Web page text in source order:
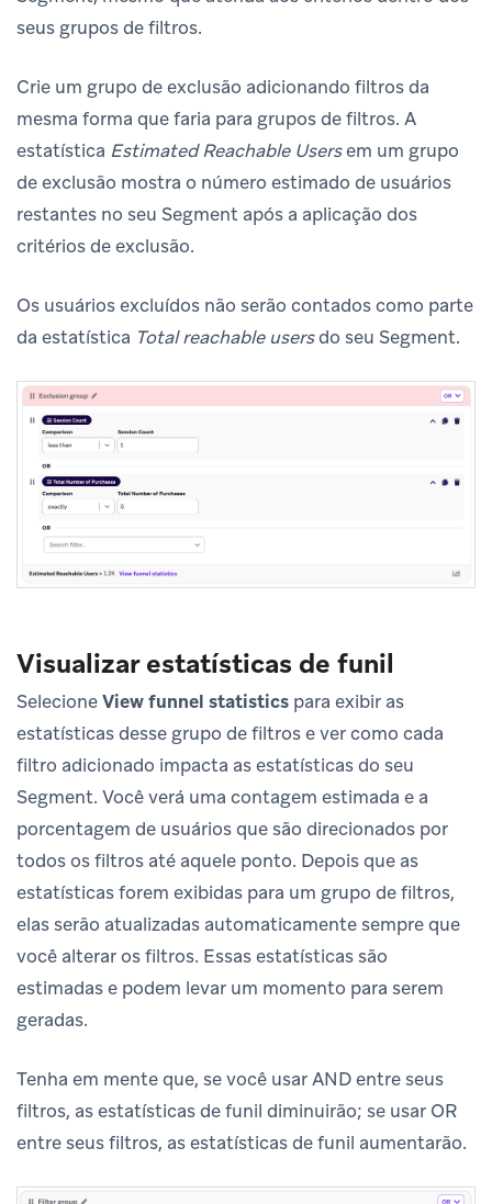
seus grupos de filtros.
Crie um grupo de exclusão adicionando filtros da
mesma forma que faria para grupos de filtros. A
estatística Estimated Reachable Usersem um grupo
de exclusão mostra o número estimado de usuários
restantes no seu Segment após a aplicação dos
critérios de exclusão.
Os usuários excluídos não serão contados como parte
da estatística Total reachable usersdo seu Segment.
Visualizar estatísticas de funil
SelecioneView funnel statistics para exibir as
estatísticas desse grupo de filtros e ver como cada
filtro adicionado impacta as estatísticas do seu
Segment. Você verá uma contagem estimada e a
porcentagem de usuários que são direcionados por
todos os filtros até aquele ponto. Depois que as
estatísticas forem exibidas para um grupo de filtros,
elas serão atualizadas automaticamente sempre que
você alterar os filtros. Essas estatísticas são
estimadas e podem levar um momento para serem
geradas.
Tenha em mente que, se você usar AND entre seus
filtros, as estatísticas de funil diminuirão; se usar OR
entre seus filtros, as estatísticas de funil aumentarão.